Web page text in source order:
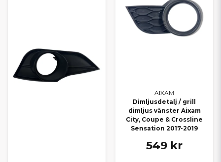
AIXAM
Dimljusdetalj / grill
dimljus vänster Aixam
City, Coupe & Crossline
Sensation 2017-2019
549 kr